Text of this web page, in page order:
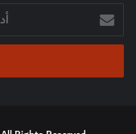
أدخل
بريدك
الإلكتروني